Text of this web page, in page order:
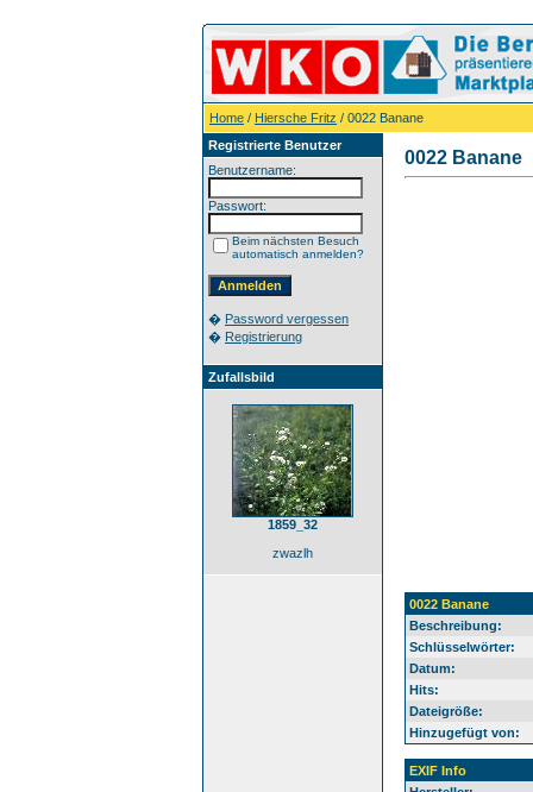
Home / Hiersche Fritz / 0022 Banane
Registrierte Benutzer
Benutzername:
Passwort:
Beim nächsten Besuch
automatisch anmelden?
� Password vergessen
� Registrierung
Zufallsbild
1859_32
zwazlh
0022 Banane
0022 Banane
Beschreibung:
Schlüsselwörter:
Datum:
Hits:
Dateigröße:
Hinzugefügt von:
EXIF Info